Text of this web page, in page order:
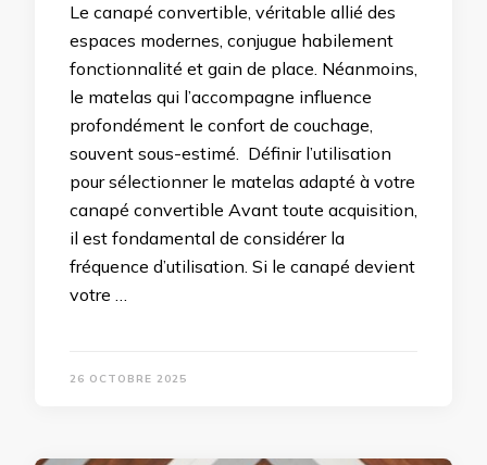
Le canapé convertible, véritable allié des
espaces modernes, conjugue habilement
fonctionnalité et gain de place. Néanmoins,
le matelas qui l’accompagne influence
profondément le confort de couchage,
souvent sous-estimé. Définir l’utilisation
pour sélectionner le matelas adapté à votre
canapé convertible Avant toute acquisition,
il est fondamental de considérer la
fréquence d’utilisation. Si le canapé devient
votre …
26 OCTOBRE 2025